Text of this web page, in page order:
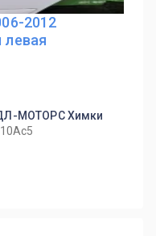
2012
левая
МОТОРС Химки